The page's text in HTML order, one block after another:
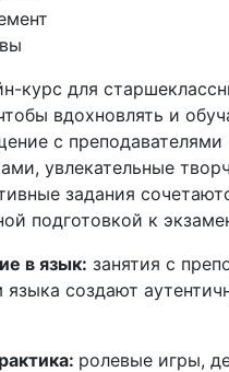
курс для
вдохновлять и
с преподавателями
увлекательные
задания
подготовкой к
в язык: занятия с
языка создают
ролевые игры,